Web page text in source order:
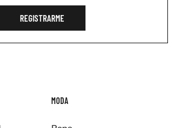
REGISTRARME
MODA